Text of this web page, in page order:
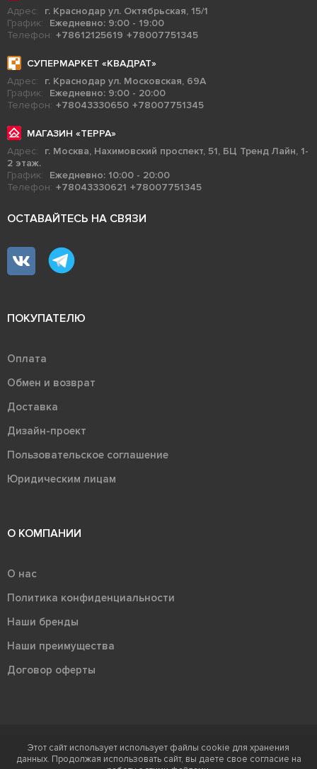
Адрес:
г. Краснодар ул. Октябрьская, 15/1
График:
Ежедневно: 9:00 - 19:00
Телефон: +78612125619 +78007751345
СУПЕРМАРКЕТ «КВАДРАТ»
Адрес:
г. Краснодар ул. Московская, 69А
График:
Ежедневно: 9:00 - 20:00
Телефон: +78043330650 +78007751345
МАГАЗИН «ТЕРРА»
Адрес:
г. Москва, Нахимовский проспект, 51, БЦ Тренд Лайн, 1-
2 этаж.
График:
Ежедневно: 10:00 - 20:00
Телефон: +78043330621 +78007751345
ОСТАВАЙТЕСЬ НА СВЯЗИ
ПОКУПАТЕЛЮ
Оплата
Обмен и возврат
Доставка
Дизайн-проект
Пользовательское соглашение
Юридическим лицам
О КОМПАНИИ
О нас
Политика конфиденциальности
Наши бренды
Наши преимущества
Договор оферты
Терра - территория керамики 2026
Ⓒ Правообладателем товарного знака "Терра" является ООО "Атлас-
Этот сайт использует использует файлы cookie для хранения
данных. Продолжая использовать сайт, вы даете свое согласие на